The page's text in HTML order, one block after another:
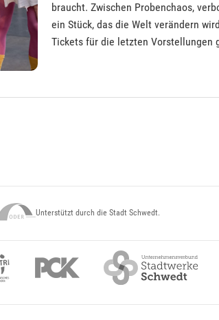
braucht. Zwischen Probenchaos,
ein Stück, das die Welt verändern
Tickets für die letzten Vorstellungen
Unterstützt durch die Stadt Schwedt.